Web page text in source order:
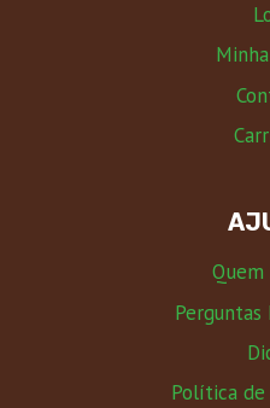
Quem
Perguntas
Política de